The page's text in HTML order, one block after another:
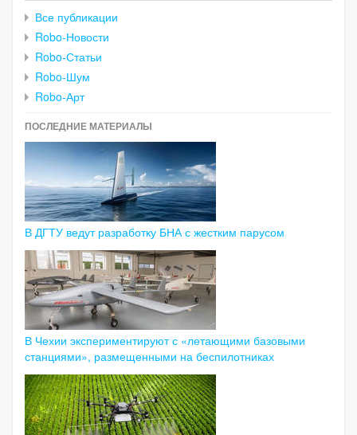
Все публикации
Robo-Новости
Robo-Статьи
Robo-Шум
Robo-Арт
ПОСЛЕДНИЕ МАТЕРИАЛЫ
В ДГТУ ведут разработку БНА с жестким парусом
В Чехии экспериментируют с «летающими базовыми
станциями», размещенными на беспилотниках